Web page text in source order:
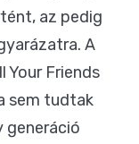
az pedig
A
Your Friends
sem tudtak
generáció